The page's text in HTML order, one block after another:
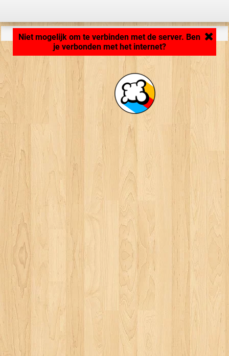
Applicatie laden ... ...